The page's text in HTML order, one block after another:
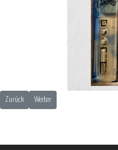
Vorheriger Beitrag: Isolde Goldberg-Eschert
Zurück Nächster Beitrag: Irmin Kamp -
Weiter